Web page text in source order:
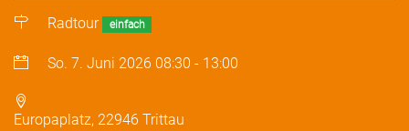
Radtour einfach
So. 7. Juni 2026 08:30 - 13:00
Europaplatz, 22946 Trittau